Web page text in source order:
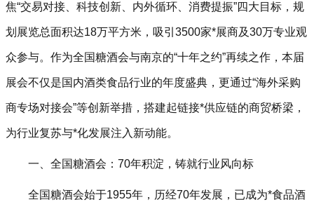
焦“交易对接、科技创新、内外循环、消费提振”四大目标，规
划展览总面积达18万平方米，吸引3500家*展商及30万专业观
众参与。作为全国糖酒会与南京的“十年之约”再续之作，本届
展会不仅是国内酒类食品行业的年度盛典，更通过‌“海外采购
商专场对接会”‌等创新举措，搭建起链接*供应链的商贸桥梁，
为行业复苏与*化发展注入新动能。
一、全国糖酒会：70年积淀，铸就行业风向标‌
全国糖酒会始于1955年，历经70年发展，已成为*食品酒